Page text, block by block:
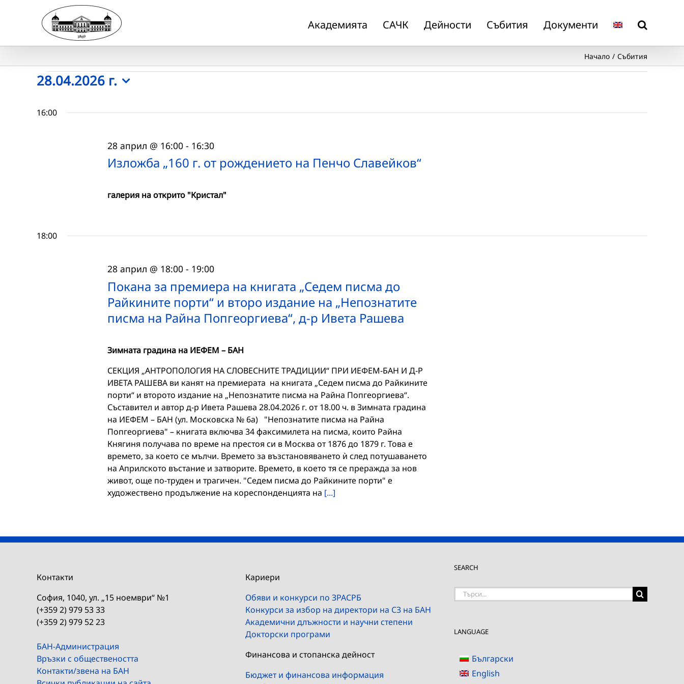
Академията САЧК Дейности Събития Документи
Начало Събития
Събития
for
28.04.2026 г.
date.
16:00
Изложба „160 г. от рождението на Пенчо Славейков“
28 април @ 16:00- 16:30
галерия на открито "Кристал"
18:00
Покана за премиера на книгата „Седем писма до
Райкините порти“ и второ издание на „Непознатите
писма на Райна Попгеоргиева“, д-р Ивета Рашева
28 април @ 18:00- 19:00
Зимната градина на ИЕФЕМ – БАН
СЕКЦИЯ „АНТРОПОЛОГИЯ НА СЛОВЕСНИТЕ ТРАДИЦИИ“ ПРИ ИЕФЕМ-БАН И Д-Р
ИВЕТА РАШЕВА ви канят на премиерата на книгата „Седем писма до Райкините
порти“ и второто издание на „Непознатите писма на Райна Попгеоргиева“.
Съставител и автор д-р Ивета Рашева 28.04.2026 г. от 18.00 ч. в Зимната градина
на ИЕФЕМ – БАН (ул. Московска № 6а) "Непознатите писма на Райна
Попгеоргиева" – книгата включва 34 факсимилета на писма, които Райна
Княгиня получава по време на престоя си в Москва от 1876 до 1879 г. Това е
времето, за което се мълчи. Времето за възстановяването ѝ след потушаването
на Априлското въстание и затворите. Времето, в което тя се преражда за нов
живот, още по-труден и трагичен. "Седем писма до Райкините порти" е
художествено продължение на кореспонденцията на [...]
Контакти
София, 1040, ул. „15 ноември“ №1
(+359 2) 979 53 33
(+359 2) 979 52 23
БАН-Администрация
Връзки с обществеността
Контакти/звена на БАН
Кариери
Обяви и конкурси по ЗРАСРБ
Конкурси за избор на директори на СЗ на БАН
Академични длъжности и научни степени
Докторски програми
Финансова и стопанска дейност
Бюджет и финансова информация
SEARCH
Търсене
LANGUAGE
Български
English